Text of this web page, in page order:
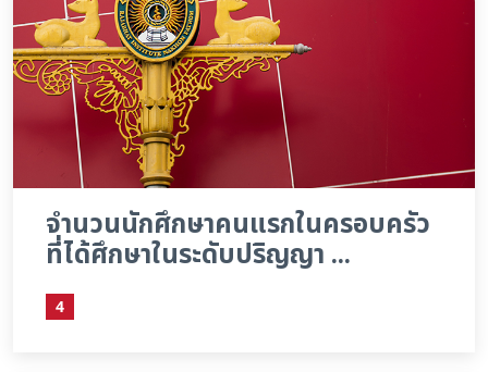
จำนวนนักศึกษาคนแรกในครอบครัว
ที่ได้ศึกษาในระดับปริญญา ...
4